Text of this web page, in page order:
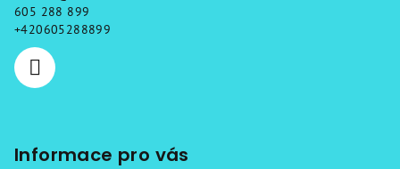
605 288 899
+420605288899
Informace pro vás